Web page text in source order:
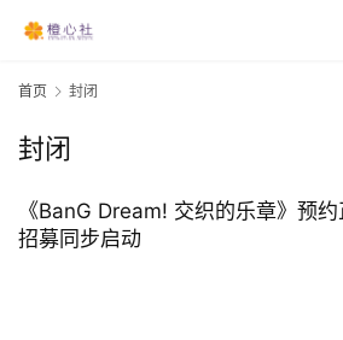
首页 封闭
封闭
《BanG Dream! 交织的乐章》预
招募同步启动